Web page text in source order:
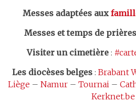
Messes adaptées aux
Messes et temps de prières
Visiter un cimetière:
Les diocèses belges: Brabant
Liège – Namur– Tournai–
Kerknet.be